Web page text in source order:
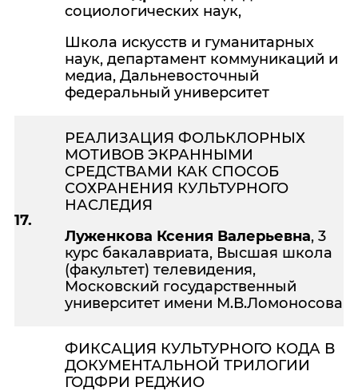
социологических наук,
Школа искусств и гуманитарных
наук, департамент коммуникаций и
медиа, Дальневосточный
федеральный университет
17.
РЕАЛИЗАЦИЯ ФОЛЬКЛОРНЫХ
МОТИВОВ ЭКРАННЫМИ
СРЕДСТВАМИ КАК СПОСОБ
СОХРАНЕНИЯ КУЛЬТУРНОГО
НАСЛЕДИЯ
Луженкова Ксения Валерьевна, 3
курс бакалавриата, Высшая школа
(факультет) телевидения,
Московский государственный
университет имени М.В.Ломоносова
ФИКСАЦИЯ КУЛЬТУРНОГО КОДА В
ДОКУМЕНТАЛЬНОЙ ТРИЛОГИИ
ГОДФРИ РЕДЖИО